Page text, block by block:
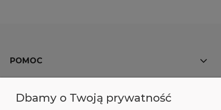
POMOC
Dbamy o Twoją prywatność